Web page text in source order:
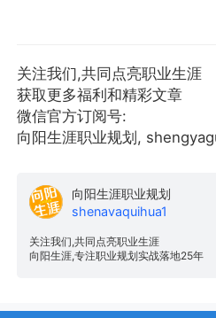
关注我们,共同点亮职业生涯
获取更多福利和精彩文章
微信官方订阅号:
向阳生涯职业规划,
向阳生涯职业规划
shenavaquihua1
关注我们,共同点亮职业生涯
向阳生涯,专注职业规划实战落地25年